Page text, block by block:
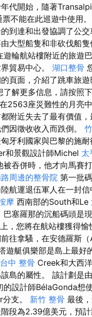
代開始，隨著
不能在此巡遊中使用。
到達和出發協調了公交
大型船隻和非砍伐船
遊輪航站樓附近的旅遊
貿易中心。 湖口整骨
頁面，介紹了跳車旅
了解更多信息，請按照
2563座災難性的月亮
附近失去了最有價值，
因徵收收入而跌倒。
牙利國家與巴黎的施
和景觀設計師Michel 太
被吞併時，他才向馬賽
周邊的整骨院 第一批
航運退伍軍人在一封
摩 西南部的South和Le
巴塞羅那的沉船碼頭是
，您將在航站樓獲得愉
往拿騷，在安德羅斯
遊艇俱樂部是島上最好
台中 整骨 Creek和大西
島的屬性。 該計劃是
的設計師BélaGonda想
支。 新竹 整骨 最後
段為2.39億美元，預